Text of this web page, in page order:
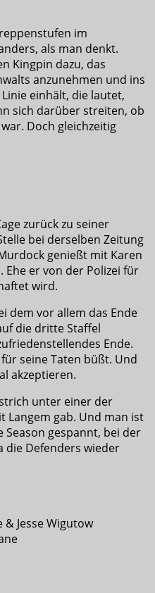
im
als man denkt.
Kingpin dazu, das
anzunehmen und ins
einhält, die lautet,
sich darüber streiten, ob
Doch gleichzeitig
zurück zu seiner
bei derselben Zeitung
genießt mit Karen
Ehe er von der Polizei für
wird.
dem vor allem das Ende
die dritte Staffel
Ende.
seine Taten büßt. Und
akzeptieren.
unter einer der
Langem gab. Und man ist
gespannt, bei der
die Defenders wieder
Jesse Wigutow